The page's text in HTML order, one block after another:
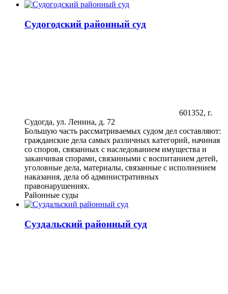
Судогодский районный суд
601352, г.
Судогда, ул. Ленина, д. 72
Большую часть рассматриваемых судом дел составляют:
гражданские дела самых различных категорий, начиная
со споров, связанных с наследованием имущества и
заканчивая спорами, связанными с воспитанием детей,
уголовные дела, материалы, связанные с исполнением
наказания, дела об административных
правонарушениях.
Районные суды
Суздальский районный суд